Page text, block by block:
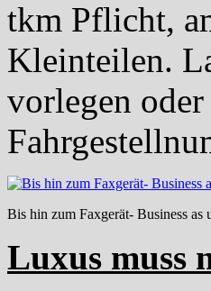
tkm Pflicht,
Kleinteilen.
vorlegen
Bis hin zum Faxgerät- Business as
Luxus muss